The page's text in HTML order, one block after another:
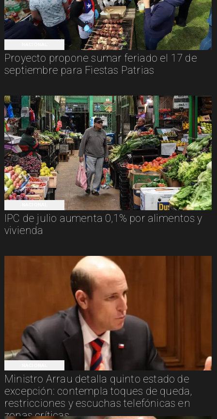
Proyecto propone sumar feriado el 17 de
septiembre para Fiestas Patrias
IPC de julio aumenta 0,1% por alimentos y
vivienda
Ministro Arrau detalla quinto estado de
excepción: contempla toques de queda,
restricciones y escuchas telefónicas en
zonas críticas